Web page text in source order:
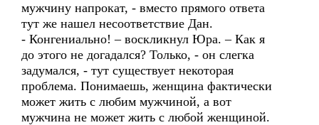
мужчину напрокат, - вместо прямого ответа
тут же нашел несоответствие Дан.
- Конгениально! – воскликнул Юра. – Как я
до этого не догадался? Только, - он слегка
задумался, - тут существует некоторая
проблема. Понимаешь, женщина фактически
может жить с любим мужчиной, а вот
мужчина не может жить с любой женщиной.